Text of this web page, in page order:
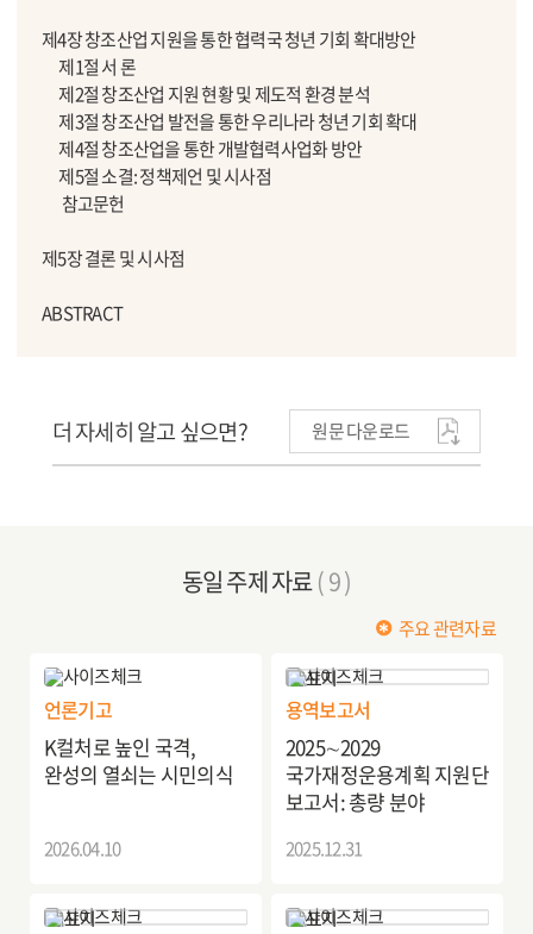
제4장 창조산업 지원을 통한 협력국 청년 기회 확대방안
제1절 서 론
제2절 창조산업 지원 현황 및 제도적 환경 분석
제3절 창조산업 발전을 통한 우리나라 청년 기회 확대
제4절 창조산업을 통한 개발협력사업화 방안
제5절 소결: 정책제언 및 시사점
참고문헌
제5장 결론 및 시사점
ABSTRACT
더 자세히 알고 싶으면? 원문 다운로드
동일 주제 자료( 9 )
주요 관련자료
언론기고
K컬처로 높인 국격,
완성의 열쇠는 시민의식
2026.04.10
용역보고서
2025∼2029
국가재정운용계획 지원단
보고서: 총량 분야
2025.12.31